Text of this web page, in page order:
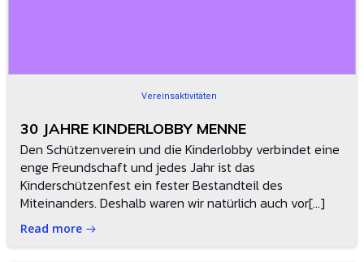
Vereinsaktivitäten
30 JAHRE KINDERLOBBY MENNE
Den Schützenverein und die Kinderlobby verbindet eine
enge Freundschaft und jedes Jahr ist das
Kinderschützenfest ein fester Bestandteil des
Miteinanders. Deshalb waren wir natürlich auch vor[…]
Read more